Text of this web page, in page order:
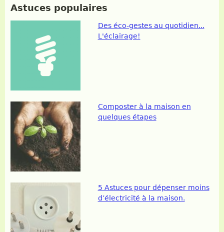
Astuces populaires
Des éco-gestes au quotidien...
L'éclairage!
Composter à la maison en
quelques étapes
5 Astuces pour dépenser moins
d’électricité à la maison.